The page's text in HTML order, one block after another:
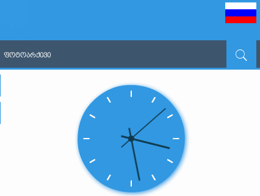
ᲤᲝᲢᲝᲐᲠᲥᲘᲕᲘ